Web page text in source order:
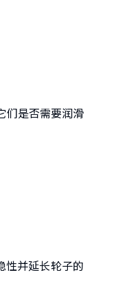
们是否需要润滑
性并延长轮子的